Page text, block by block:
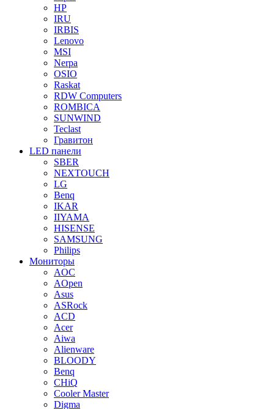
HP
IRU
IRBIS
Lenovo
MSI
Nerpa
OSIO
Raskat
RDW Computers
ROMBICA
SUNWIND
Teclast
Гравитон
LED панели
SBER
NEXTOUCH
LG
Benq
IKAR
IIYAMA
HISENSE
SAMSUNG
Philips
Мониторы
AOC
AOpen
Asus
ASRock
ACD
Acer
Aiwa
Alienware
BLOODY
Benq
CHiQ
Cooler Master
Digma